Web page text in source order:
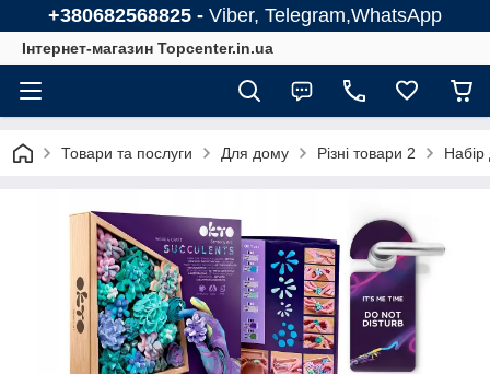
+380682568825 - Viber, Telegram,WhatsApp
Інтернет-магазин Topcenter.in.ua
Товари та послуги Для дому Різні товари 2 Набір